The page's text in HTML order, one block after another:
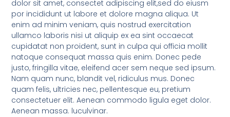
dolor sit amet, consectet adipiscing elit,sed do eiusm
por incididunt ut labore et dolore magna aliqua. Ut
enim ad minim veniam, quis nostrud exercitation
ullamco laboris nisi ut aliquip ex ea sint occaecat
cupidatat non proident, sunt in culpa qui officia mollit
natoque consequat massa quis enim. Donec pede
justo, fringilla vitae, eleifend acer sem neque sed ipsum.
Nam quam nunc, blandit vel, ridiculus mus. Donec
quam felis, ultricies nec, pellentesque eu, pretium
consectetuer elit. Aenean commodo ligula eget dolor.
Aenean massa. luculvinar.